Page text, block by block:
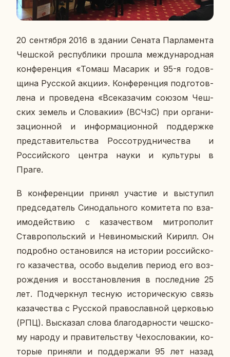
20 сен­тяб­ря 2016 в здании Сената Пар­ла­мен­та
Чеш­ской рес­пуб­ли­ки прошла меж­ду­на­род­ная
кон­фе­рен­ция «Томаш Ма­са­рик и 95-я го­дов­
щи­на Рус­ской акции». Кон­фе­рен­ция под­го­тов­
ле­на и про­ве­де­на «Все­ка­за­чим союзом Чеш­
ских земель и Сло­ва­кии» (ВСЧзС) при ор­га­ни­
за­ци­он­ной и ин­фор­ма­ци­он­ной под­держ­ке
пред­ста­ви­тель­ства Рос­со­труд­ни­че­ства и
Рос­сий­ско­го центра науки и куль­ту­ры в
Праге.
В кон­фе­рен­ции принял уча­стие и вы­сту­пил
пред­се­да­тель Си­но­даль­но­го ко­ми­те­та по вза­
и­мо­дей­ствию с ка­за­че­ством мит­ро­по­лит
Став­ро­поль­ский и Неви­но­мыс­кий Кирилл. Он
по­дроб­но оста­но­вил­ся на ис­то­рии рос­сий­ско­
го ка­за­че­ства, особо вы­де­лив период его воз­
рож­де­ния и вос­ста­нов­ле­ния в по­след­ние 25
лет. Под­черк­нул тесную ис­то­ри­че­скую связь
ка­за­че­ства с Рус­ской пра­во­слав­ной цер­ко­вью
(РПЦ). Вы­ска­зал слова бла­го­дар­но­сти чеш­ско­
му народу и пра­ви­тель­ству Че­хо­сло­ва­кии, ко­
то­рые при­ня­ли и под­дер­жа­ли 95 лет назад